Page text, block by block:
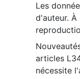
Les
d'auteur.
articles
nécessite